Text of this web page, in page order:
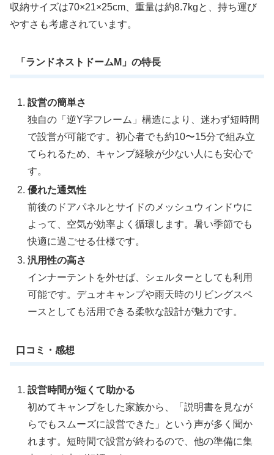
収納サイズは70×21×25cm、重量は約8.7kgと、持ち運び
やすさも考慮されています。
「ランドネストドームM」の特長
設営の簡単さ
独自の「逆Y字フレーム」構造により、迷わず短時間
で設営が可能です。初心者でも約10〜15分で組み立
てられるため、キャンプ経験が少ない人にも安心で
す。
優れた通気性
前後のドアパネルとサイドのメッシュウィンドウに
よって、空気が効率よく循環します。暑い季節でも
快適に過ごせる仕様です。
汎用性の高さ
インナーテントを外せば、シェルターとしても利用
可能です。デュオキャンプや雨天時のリビングスペ
ースとしても活用できる柔軟な設計が魅力です。
口コミ・感想
設営時間が短くて助かる
初めてキャンプをした家族から、「説明書を見なが
らでもスムーズに設営できた」という声が多く聞か
れます。短時間で設営が終わるので、他の準備に集